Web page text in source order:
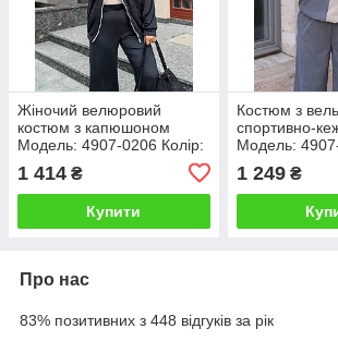
Жіночий велюровий
костюм з капюшоном
Модель: 4907-0206 Колір:
чорний, фісташка, мокко,
електрик
1 414 ₴
Купити
Костюм з
спортивно-
Модель:
пляшка,
фреза
1 249₴
Про нас
83% позитивних з 448 відгуків за рік